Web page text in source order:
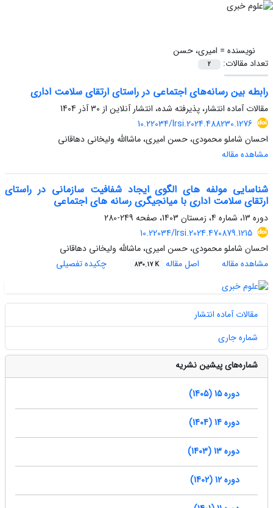
نویسنده = امیری، حسن
تعداد مقالات:
2
رابطه بین رسانه‌های اجتماعی در راستای ارتقای سلامت اداری
مقالات آماده انتشار، پذیرفته شده، انتشار آنلاین از 30 آذر 1404
10.22034/lrsi.2024.488230.1276
احسان شاملو محمودی، حسن امیری، ماشاالله ولیخانی دهاقانی
مشاهده مقاله
شناسایی مولفه های الگوی ایجاد شفافیت سازمانی در راستای
ارتقای سلامت اداری با میانجیگری رسانه های اجتماعی
دوره 13، شماره 4، زمستان 1403، صفحه
249-280
10.22034/lrsi.2024.470879.1215
احسان شاملو محمودی، حسن امیری، ماشالله ولیخانی دهاقانی
مشاهده مقاله
اصل مقاله 830.17 K چکیده تفصیلی
مقالات آماده انتشار
شماره جاری
شماره‌های پیشین نشریه
دوره 15 (1405)
دوره 14 (1404)
دوره 13 (1403)
دوره 12 (1402)